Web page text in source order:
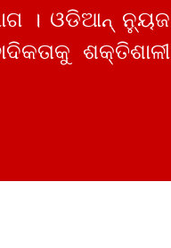
। ଓଡିଆନ୍ ନ୍ୟୁଜ
ଶକ୍ତିଶାଳୀ